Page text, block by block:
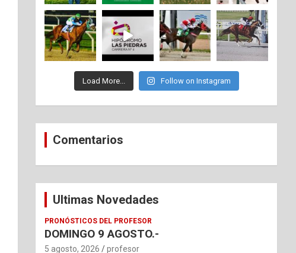
Load More... Follow on Instagram
Comentarios
Ultimas Novedades
PRONÓSTICOS DEL PROFESOR
DOMINGO 9 AGOSTO.-
5 agosto, 2026 profesor